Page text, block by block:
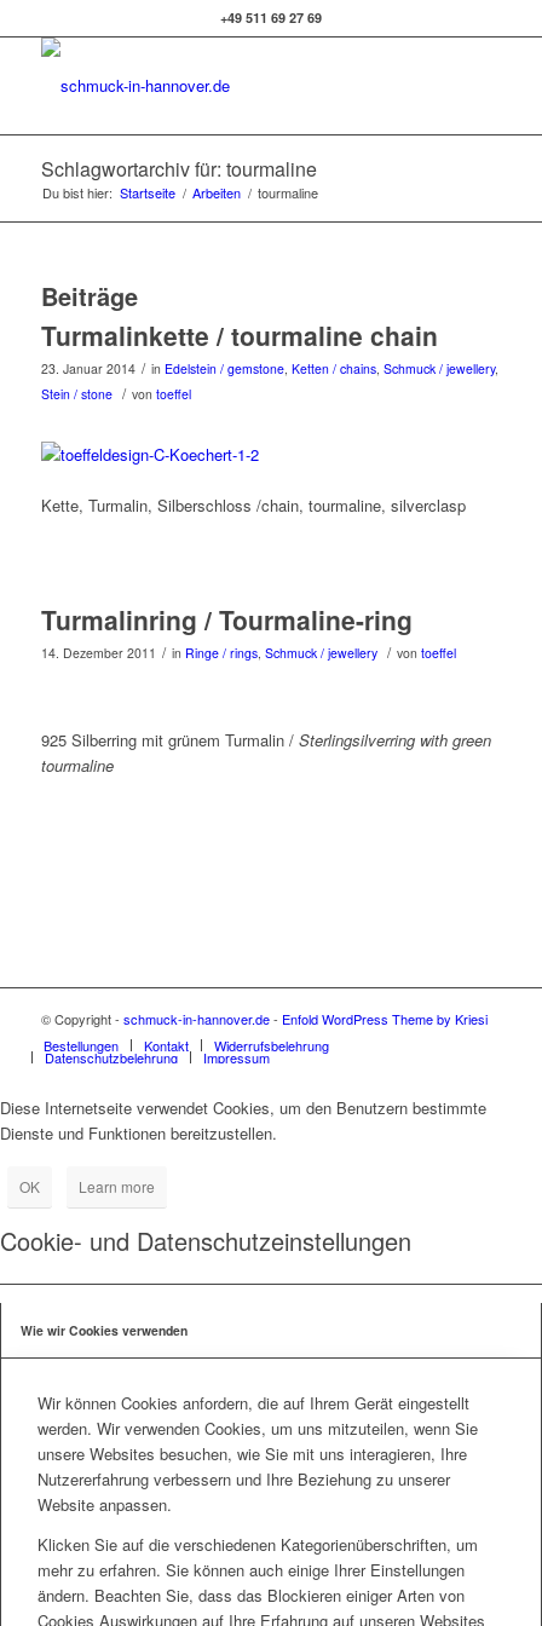
+49 511 69 27 69
Schlagwortarchiv für: tourmaline
Du bist hier: Startseite / Arbeiten / tourmaline
Beiträge
Turmalinkette / tourmaline chain
23. Januar 2014 / in Edelstein / gemstone, Ketten / chains, Schmuck / jewellery,
Stein / stone / von toeffel
Kette, Turmalin, Silberschloss /chain, tourmaline, silverclasp
Turmalinring / Tourmaline-ring
14. Dezember 2011 / in Ringe / rings, Schmuck / jewellery / von toeffel
925 Silberring mit grünem Turmalin /Sterlingsilverring with green
tourmaline
© Copyright - schmuck-in-hannover.de- Enfold WordPress Theme by Kriesi
Bestellungen
Kontakt Widerrufsbelehrung
Datenschutzbelehrung Impressum
Diese Internetseite verwendet Cookies, um den Benutzern bestimmte
Dienste und Funktionen bereitzustellen.
OK Learn more
Cookie- und Datenschutzeinstellungen
Wie wir Cookies verwenden
Wir können Cookies anfordern, die auf Ihrem Gerät eingestellt
werden. Wir verwenden Cookies, um uns mitzuteilen, wenn Sie
unsere Websites besuchen, wie Sie mit uns interagieren, Ihre
Nutzererfahrung verbessern und Ihre Beziehung zu unserer
Website anpassen.
Klicken Sie auf die verschiedenen Kategorienüberschriften, um
mehr zu erfahren. Sie können auch einige Ihrer Einstellungen
ändern. Beachten Sie, dass das Blockieren einiger Arten von
Cookies Auswirkungen auf Ihre Erfahrung auf unseren Websites